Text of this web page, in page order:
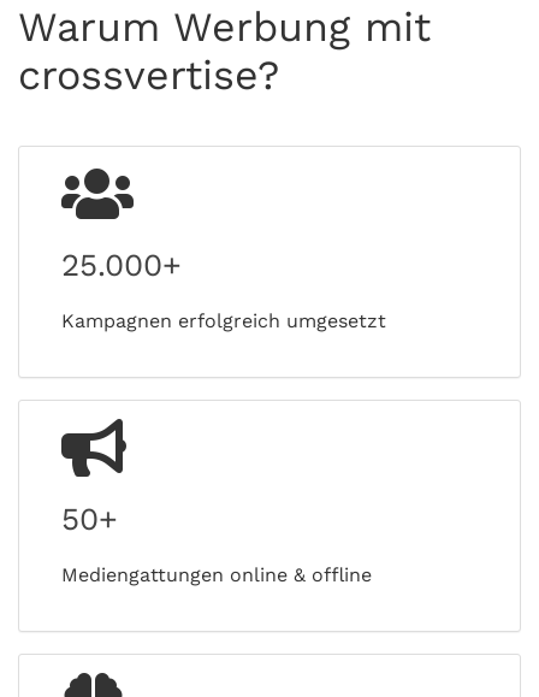
Warum Werbung mit
crossvertise?
25.000+
Kampagnen erfolgreich umgesetzt
50+
Mediengattungen online & offline